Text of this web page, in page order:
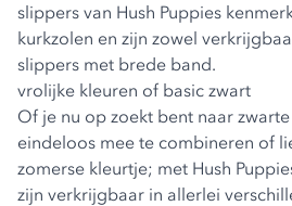
slippers van Hush Puppies
kurkzolen en zijn zowel
slippers met brede band.
vrolijke kleuren of basic zwart
Of je nu op zoekt bent naar
eindeloos mee te combineren of
zomerse kleurtje; met Hush
zijn verkrijgbaar in allerlei